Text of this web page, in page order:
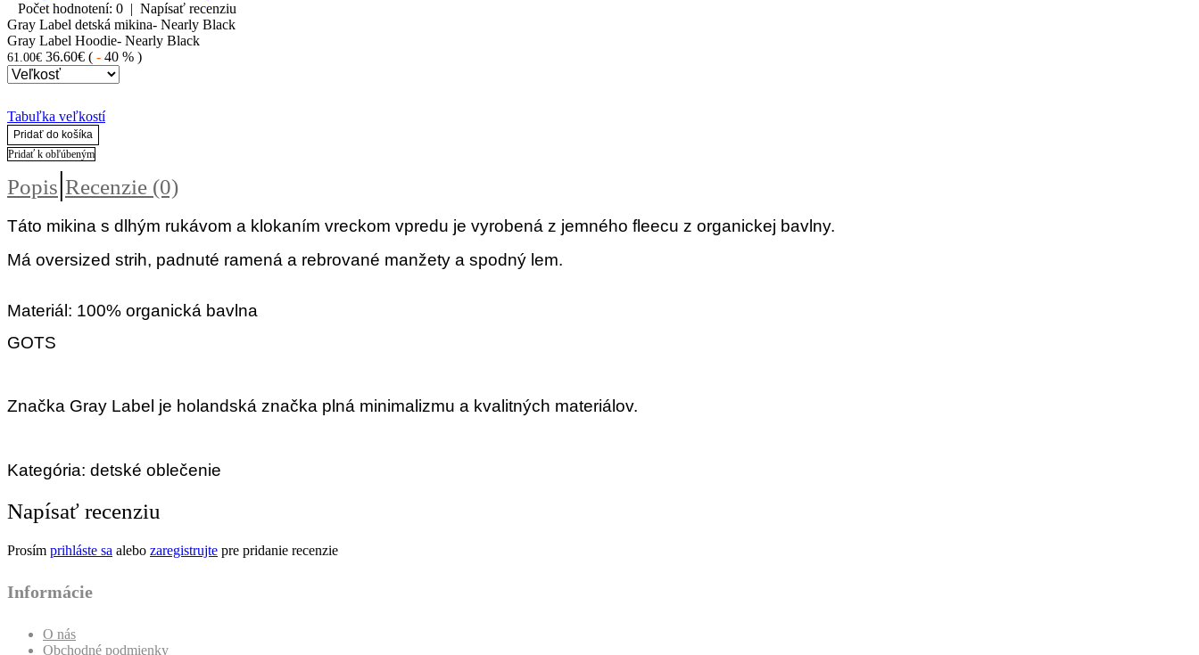
Počet hodnotení: 0 | Napísať recenziu
Gray Label detská mikina- Nearly Black
Gray Label Hoodie- Nearly Black
61.00€ 36.60€ ( - 40 % )
Tabuľka veľkostí
Pridať do košíka
Pridať k obľúbeným
Popis|Recenzie (0)
Táto mikina s dlhým rukávom a klokaním vreckom vpredu je vyrobená z jemného fleecu z organickej bavlny.
Má oversized strih, padnuté ramená a rebrované manžety a spodný lem.
Materiál: 100% organická bavlna
GOTS
Značka Gray Label je holandská značka plná minimalizmu a kvalitných materiálov.
Kategória: detské oblečenie
Napísať recenziu
Prosím prihláste sa alebo zaregistrujte pre pridanie recenzie
Informácie
O nás
Obchodné podmienky